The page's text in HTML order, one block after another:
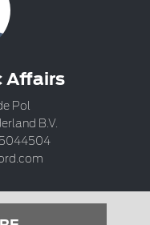
Affairs
Pol
B.V.